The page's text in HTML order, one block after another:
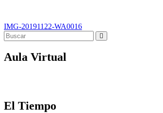
Navegación
de
entradas
IMG-20191122-WA0016
Aula Virtual
El Tiempo